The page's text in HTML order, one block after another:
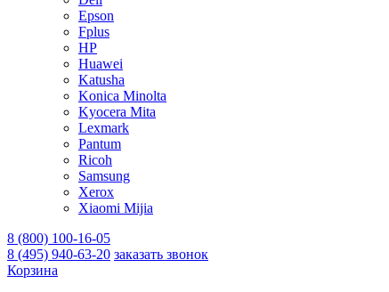
Epson
Fplus
HP
Huawei
Katusha
Konica Minolta
Kyocera Mita
Lexmark
Pantum
Ricoh
Samsung
Xerox
Xiaomi Mijia
8 (800) 100-16-05
8 (495) 940-63-20 заказать звонок
Корзина